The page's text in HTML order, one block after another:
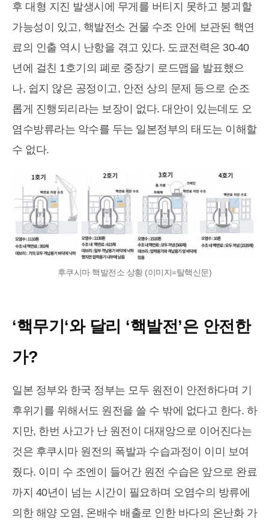
후 대형 지진 발생시에 무게를 버티지 못하고 붕괴할
가능성이 있고, 핵발전소 건물 수조 안에 보관된 핵연
료의 인출 역시 난항을 겪고 있다. 도쿄전력은 30-40
년에 걸친 1호기의 폐로 중장기 로드맵을 발표했으
나, 쉽지 않은 공정이고, 안전 상의 문제 등으로 순조
롭게 진행되리라는 보장이 없다. 대안이 있는데도 오
염수방류라는 악수를 두는 일본정부의 태도는 이해할
수 없다.
후쿠시마 핵발전소 상황 (이미지=탈핵신문)
‘핵무기‘와 달리 ‘핵발전’은 안전한
가?
일본 정부와 한국 정부는 모두 원전이 안전하다며 기
후위기를 위해서도 원전을 쓸 수 밖에 없다고 한다. 하
지만, 한번 사고가 난 원전이 대재앙으로 이어진다는
것은 후쿠시마 원전의 폭발과 수습과정이 이미 보여
줬다. 이미 수 조엔이 들어간 원전 수습은 앞으로 완료
까지 40년이 넘는 시간이 필요하며 오염수의 방류에
의한 해양 오염, 온배수 배출로 인한 바다의 온난화 가